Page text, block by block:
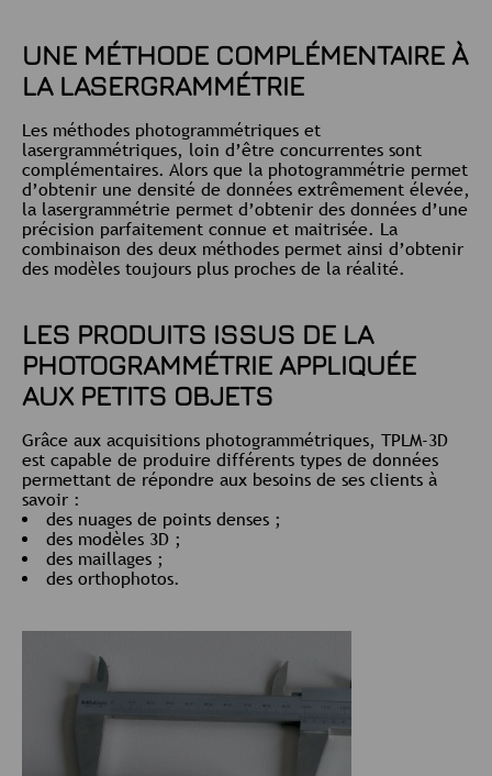
UNE MÉTHODE COMPLÉMENTAIRE À
LA LASERGRAMMÉTRIE
Les méthodes photogrammétriques et
lasergrammétriques, loin d’être concurrentes sont
complémentaires. Alors que la photogrammétrie permet
d’obtenir une densité de données extrêmement élevée,
la lasergrammétrie permet d’obtenir des données d’une
précision parfaitement connue et maitrisée. La
combinaison des deux méthodes permet ainsi d’obtenir
des modèles toujours plus proches de la réalité.
LES PRODUITS ISSUS DE LA
PHOTOGRAMMÉTRIE APPLIQUÉE
AUX PETITS OBJETS
Grâce aux acquisitions photogrammétriques, TPLM-3D
est capable de produire différents types de données
permettant de répondre aux besoins de ses clients à
savoir :
des nuages de points denses ;
des modèles 3D ;
des maillages ;
des orthophotos.